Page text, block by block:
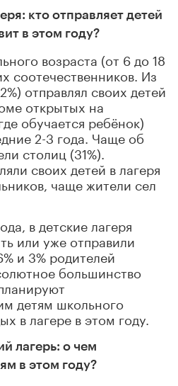
кто отправляет детей
в этом году?
возраста (от 6 до 18
соотечественников. Из
отправлял своих детей
открытых на
обучается ребёнок)
2-3 года. Чаще об
столиц (31%).
своих детей в лагеря
чаще жители сел
в детские лагеря
или уже отправили
и 3% родителей
большинство
детям школьного
в лагере в этом году.
лагерь: о чем
в этом году?